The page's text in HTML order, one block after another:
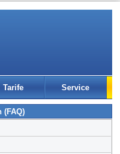
Tarife Service
(FAQ)